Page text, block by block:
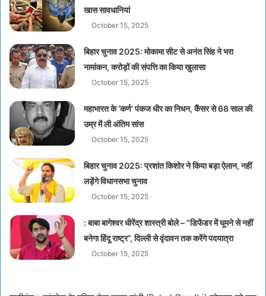
खास सावधानियां
October 15, 2025
बिहार चुनाव 2025: मोकामा सीट से अनंत सिंह ने भरा
नामांकन, करोड़ों की संपत्ति का किया खुलासा
October 15, 2025
महाभारत के ‘कर्ण’ पंकज धीर का निधन, कैंसर से 68 साल की
उम्र में ली अंतिम सांस
October 15, 2025
बिहार चुनाव 2025: प्रशांत किशोर ने किया बड़ा ऐलान, नहीं
लड़ेंगे विधानसभा चुनाव
October 15, 2025
: बाबा बागेश्वर धीरेंद्र शास्त्री बोले – “डिफेंडर में घूमने से नहीं
बनेगा हिंदू राष्ट्र”, दिल्ली से वृंदावन तक करेंगे पदयात्रा
October 15, 2025